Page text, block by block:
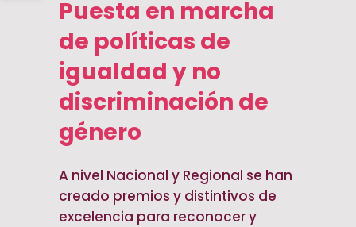
Puesta en marcha
de políticas de
igualdad y no
discriminación de
género
A nivel Nacional y Regional se han
creado premios y distintivos de
excelencia para reconocer y